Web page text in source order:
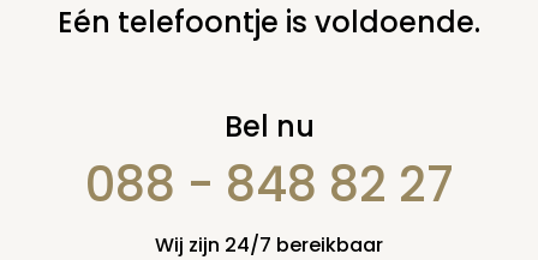
U bent hier: home nieuws & agenda nieuws
Nieuws AUGUSTUS
2001
Eén telefoontje is voldoende.
Bel nu
088 - 848 82 27
Wij zijn 24/7 bereikbaar